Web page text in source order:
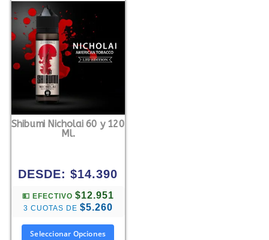
Shibumi Nicholai 60 y 120
Ml.
DESDE:$14.390
💵 EFECTIVO $12.951
3 CUOTAS DE $5.260
Seleccionar Opciones